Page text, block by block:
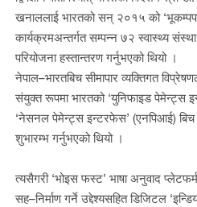
खनाललाई भारतको सन् २०१५ को
कार्यक्रमअन्तर्गत सम्पन्न ७२ स्वास्थ्य
परियोजना हस्तान्तरण गर्नुभएको थियो ।
नेपाल–भारतबिच सीमापार व्यक्तिगत
संयुक्त रूपमा भारतको ‘युनिफाइड पेमेन्ट्स
‘नेसनल पेमेन्ट्स इन्टरफेस’ (एनपिआई) बिच
शुभारम्भ गर्नुभएको थियो ।
त्यसैगरी ‘भोइस फस्ट’ भाषा अनुवाद
सह–निर्माण गर्ने उद्देश्यसहित डिजिटल